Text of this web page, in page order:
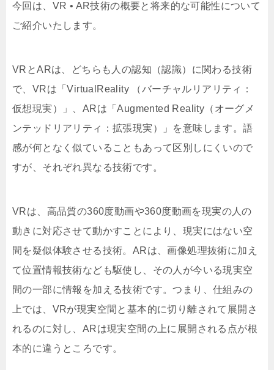
今回は、VR • AR技術の概要と将来的な可能性について
ご紹介いたします。
VRとARは、どちらも人の認知（認識）に関わる技術
で、VRは「VirtualReality （バーチャルリアリティ：
仮想現実）」、ARは「Augmented Reality（オーグメ
ンテッドリアリティ：拡張現実）」を意味します。語
感が何となく似ていることもあって区別しにくいので
すが、それぞれ異なる技術です。
VRは、高品質の360度動画や360度動画を現実の人の
動きに対応させて動かすことにより、現実にはない空
間を疑似体験させる技術。ARは、画像処理抜術に加え
て位置情報技術なども駆使し、その人が今いる現実空
間の一部に情報を加える技術です。つまり、仕組みの
上では、VRが現実空間と基本的に切り離されて展開さ
れるのに対し、ARは現実空間の上に展開される点が根
本的に違うところです。